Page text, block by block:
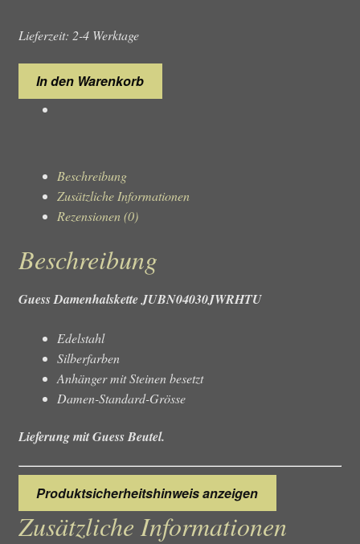
Lieferzeit: 2-4 Werktage
Guess
JUBN04030JWRHTU
In den Warenkorb
Beschreibung
Zusätzliche Informationen
Rezensionen (0)
Beschreibung
Guess Damenhalskette JUBN04030JWRHTU
Edelstahl
Silberfarben
Anhänger mit Steinen besetzt
Damen-Standard-Grösse
Lieferung mit Guess Beutel.
Produktsicherheitshinweis anzeigen
Zusätzliche Informationen